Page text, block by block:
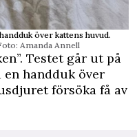
över kattens huvud.
Amanda Annell
Testet går ut på
handduk över
försöka få av